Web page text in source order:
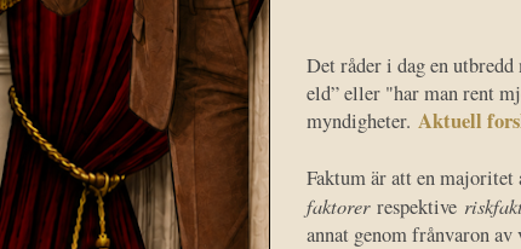
Det råder i dag en
eld” eller "har man rent
myndigheter. Aktuell
Faktum är att en majoritet
faktorerrespektive
annat genom frånvaron